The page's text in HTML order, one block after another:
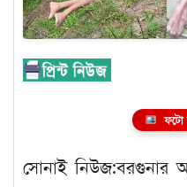
ফটো
সোনাই নিউজ:বরগুনার